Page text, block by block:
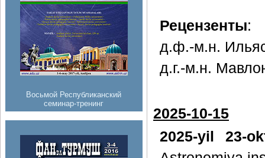
Восьмой Республиканский
семинар-тренинг
Рецензенты:
д.ф.-м.н.
д.г.-м.н.
2025-10-15
2025-yil 23-